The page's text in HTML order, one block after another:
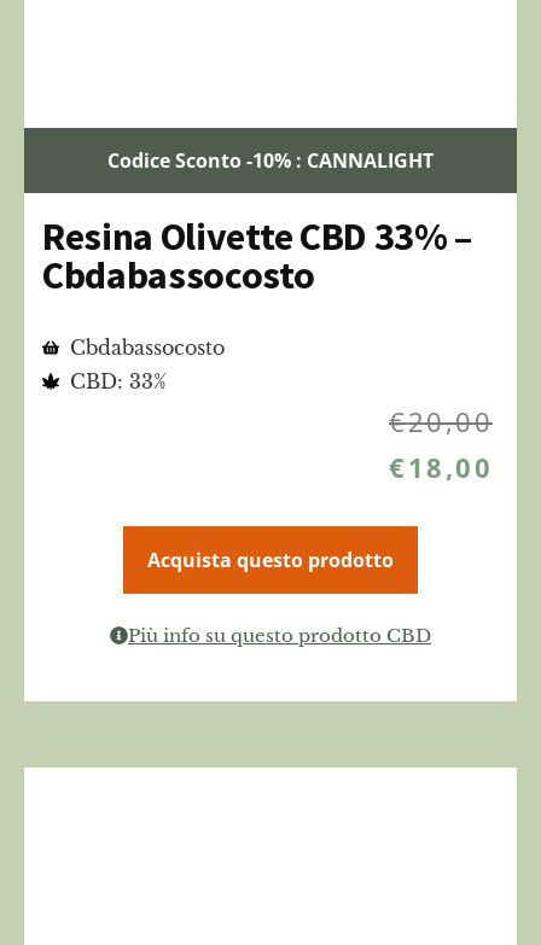
Codice Sconto -10% : CANNALIGHT
Resina Olivette CBD 33% –
Cbdabassocosto
Cbdabassocosto
CBD: 33%
€20,00
€18,00
Acquista questo prodotto
Più info su questo prodotto CBD